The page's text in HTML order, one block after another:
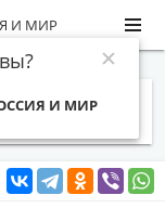
И МИР
И МИР